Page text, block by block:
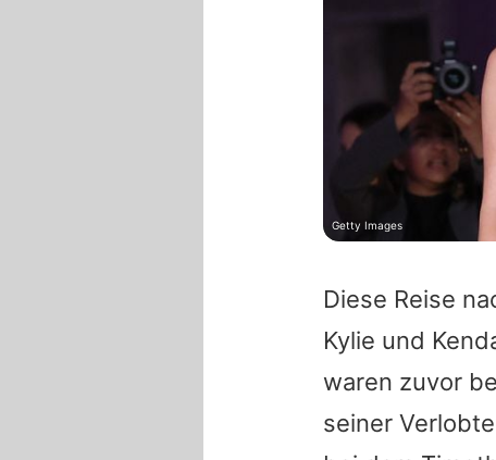
Diese Reise
Kylie und
waren zuvor
seiner
Getty Images